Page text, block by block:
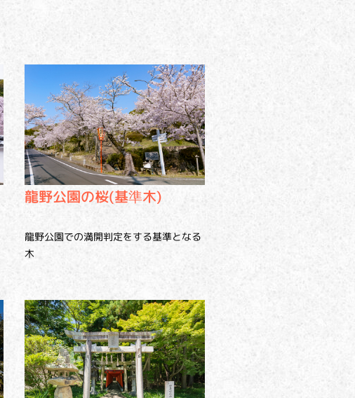
龍野公園の桜(基準木)
龍野公園での満開判定をする基準となる
木